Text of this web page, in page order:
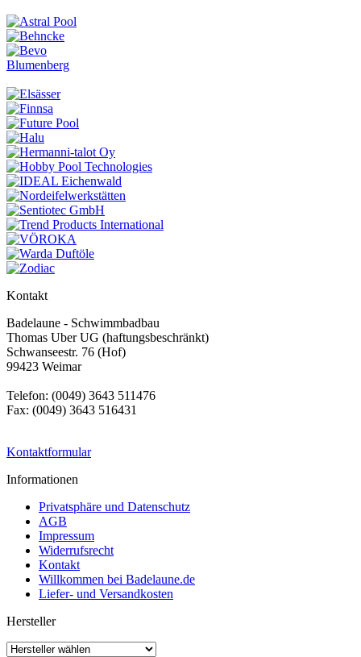
Blumenberg
Kontakt
Badelaune - Schwimmbadbau
Thomas Uber UG (haftungsbeschränkt)
Schwanseestr. 76 (Hof)
99423 Weimar
Telefon: (0049) 3643 511476
Fax: (0049) 3643 516431
Kontaktformular
Informationen
Privatsphäre und Datenschutz
AGB
Impressum
Widerrufsrecht
Kontakt
Willkommen bei Badelaune.de
Liefer- und Versandkosten
Hersteller